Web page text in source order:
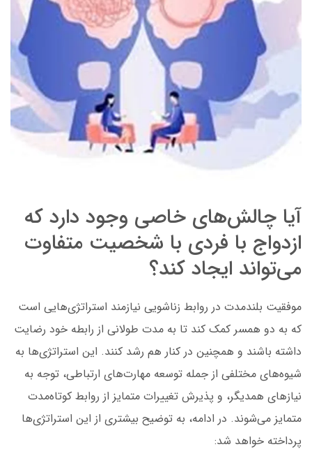
آیا چالش‌های خاصی وجود دارد که
ازدواج با فردی با شخصیت متفاوت
می‌تواند ایجاد کند؟
موفقیت بلندمدت در روابط زناشویی نیازمند استراتژی‌هایی است
که به دو همسر کمک کند تا به مدت طولانی از رابطه خود رضایت
داشته باشند و همچنین در کنار هم رشد کنند. این استراتژی‌ها به
شیوه‌های مختلفی از جمله توسعه مهارت‌های ارتباطی، توجه به
نیازهای همدیگر، و پذیرش تغییرات متمایز از روابط کوتاه‌مدت
متمایز می‌شوند. در ادامه، به توضیح بیشتری از این استراتژی‌ها
پرداخته خواهد شد: